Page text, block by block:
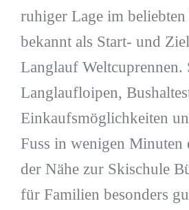
ruhiger Lage im
bekannt als Start- und
Langlauf
Langlaufloipen,
Einkaufsmöglichkeiten
Fuss in wenigen
der Nähe zur Skischule
für Familien besonders